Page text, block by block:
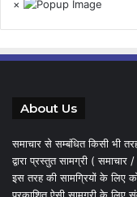
×
About Us
समाचार से सम्बंधित किसी भी
द्वारा प्रस्तुत सामग्री (
इस तरह की सामग्रियों के लिए